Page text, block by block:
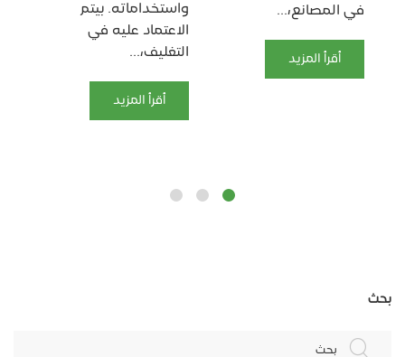
في المصانع،...
أقرأ المزيد
واستخداماته. بيتم
الاعتماد عليه في
التغليف،...
أقرأ المزيد
بحث
بحث